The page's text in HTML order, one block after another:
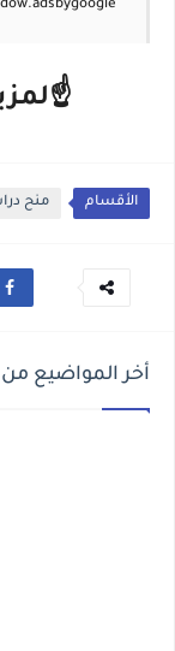
الأقسام منح
أخر المواضيع